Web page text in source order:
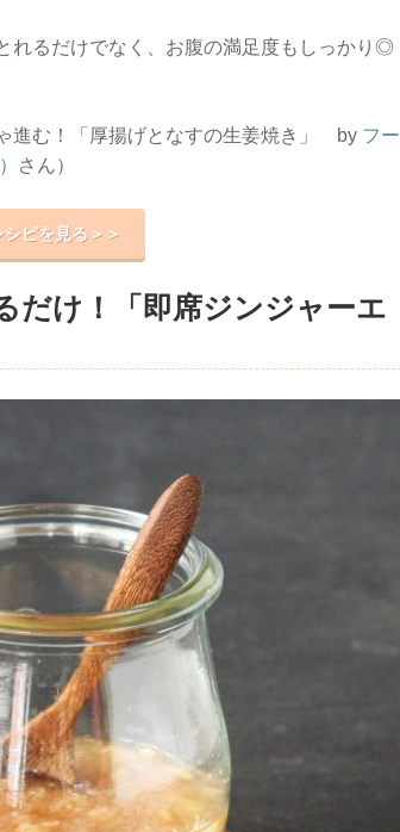
れるだけでなく、お腹の満足度もしっかり◎
進む！「厚揚げとなすの生姜焼き」 by フー
さん）
シピを見る＞＞
だけ！「即席ジンジャーエ